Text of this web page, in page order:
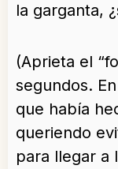
la garganta,
(Aprieta el
segundos.
que había
queriendo
para llegar a